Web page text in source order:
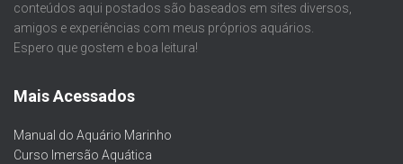
conteúdos aqui postados são baseados em sites diversos,
amigos e experiências com meus próprios aquários.
Espero que gostem e boa leitura!
Mais Acessados
Manual do Aquário Marinho
Curso Imersão Aquática